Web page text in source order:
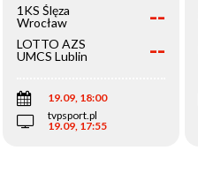
1KS Ślęza
Wrocław
--
LOTTO AZS
UMCS Lublin
--
19.09, 18:00
tvpsport.pl
19.09, 17:55